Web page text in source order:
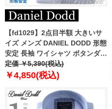
【fd1029】2点目半額 大きいサ
イズ メンズ DANIEL DODD 形態
安定 長袖 ワイシャツ ボタンダウ
ン eadn87-72
定価 ￥5,390(税込)
￥4,850(税込)